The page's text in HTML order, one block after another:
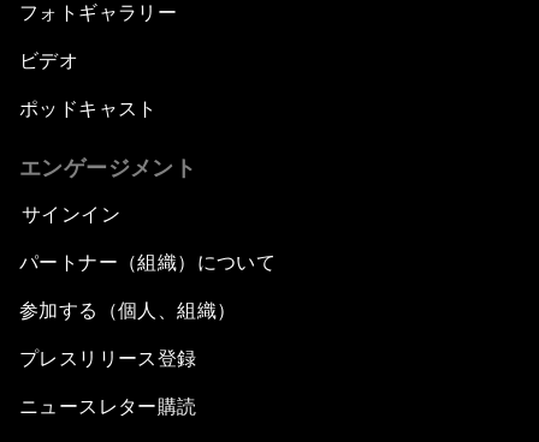
フォトギャラリー
ビデオ
ポッドキャスト
エンゲージメント
サインイン
パートナー（組織）について
参加する（個人、組織）
プレスリリース登録
ニュースレター購読